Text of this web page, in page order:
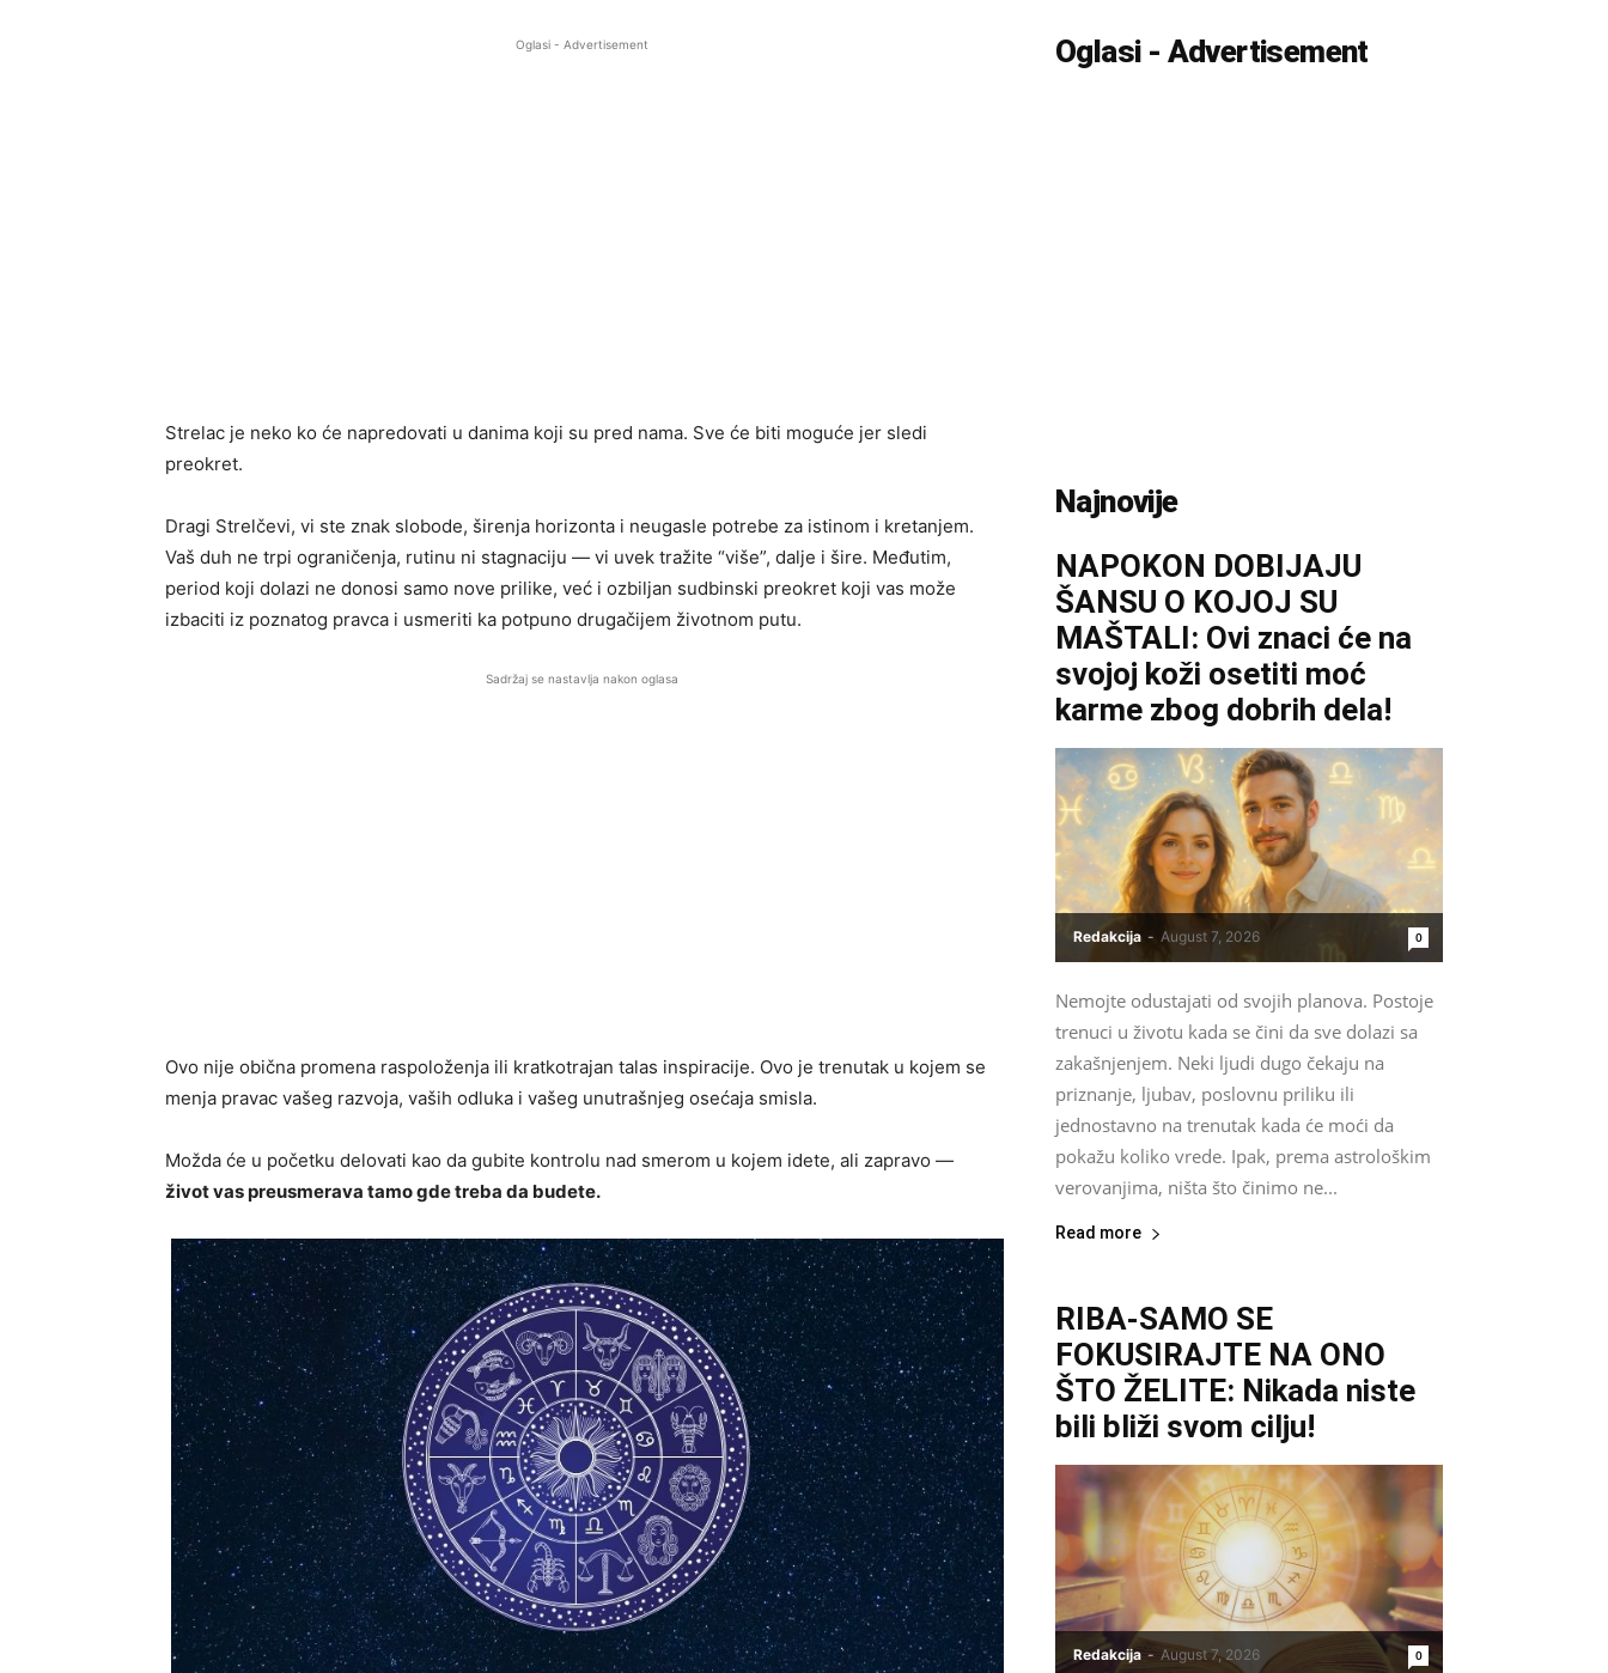
Oglasi - Advertisement
Strelac je neko ko će napredovati u danima koji su pred nama. Sve će biti moguće jer sledi
preokret.
Dragi Strelčevi, vi ste znak slobode, širenja horizonta i neugasle potrebe za istinom i kretanjem.
Vaš duh ne trpi ograničenja, rutinu ni stagnaciju — vi uvek tražite “više”, dalje i šire. Međutim,
period koji dolazi ne donosi samo nove prilike, već i ozbiljan sudbinski preokret koji vas može
izbaciti iz poznatog pravca i usmeriti ka potpuno drugačijem životnom putu.
Sadržaj se nastavlja nakon oglasa
Ovo nije obična promena raspoloženja ili kratkotrajan talas inspiracije. Ovo je trenutak u kojem se
menja pravac vašeg razvoja, vaših odluka i vašeg unutrašnjeg osećaja smisla.
Možda će u početku delovati kao da gubite kontrolu nad smerom u kojem idete, ali zapravo —
život vas preusmerava tamo gde treba da budete.
Oglasi - Advertisement
Najnovije
NAPOKON DOBIJAJU
ŠANSU O KOJOJ SU
MAŠTALI: Ovi znaci će na
svojoj koži osetiti moć
karme zbog dobrih dela!
Redakcija - August 7, 2026 0
Nemojte odustajati od svojih planova. Postoje
trenuci u životu kada se čini da sve dolazi sa
zakašnjenjem. Neki ljudi dugo čekaju na
priznanje, ljubav, poslovnu priliku ili
jednostavno na trenutak kada će moći da
pokažu koliko vrede. Ipak, prema astrološkim
verovanjima, ništa što činimo ne...
Read more
RIBA-SAMO SE
FOKUSIRAJTE NA ONO
ŠTO ŽELITE: Nikada niste
bili bliži svom cilju!
Redakcija - August 7, 2026 0